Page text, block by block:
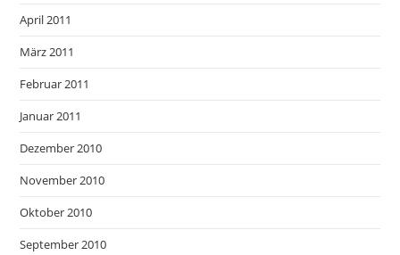
April 2011
März 2011
Februar 2011
Januar 2011
Dezember 2010
November 2010
Oktober 2010
September 2010